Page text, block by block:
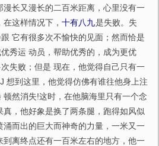
长又漫长的二百米距离，心里没有一
这样情况下， 十有八九是失败。失
它有很多次不愉快的见面；然而恰是
秀运 动员，帮助优秀的，成为更优
失败；但是 现在，他觉得自己只有一
到这里，他觉得仿佛有谁往他身上注
顿然消失!这时，在他脑海里只有一个念
真，他好象是换了两条腿，跑得如风似
涌而出的巨大而神奇的力量，一米又一
离终点还有一百米左右的地方，他一